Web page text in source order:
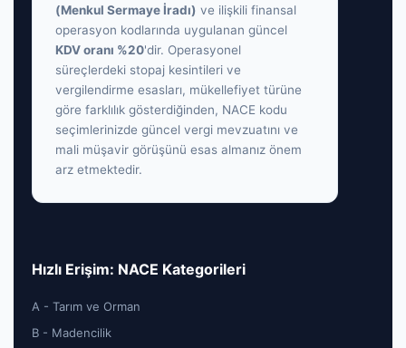
(Menkul Sermaye İradı) ve ilişkili finansal
operasyon kodlarında uygulanan güncel
KDV oranı %20'dir. Operasyonel
süreçlerdeki stopaj kesintileri ve
vergilendirme esasları, mükellefiyet türüne
göre farklılık gösterdiğinden, NACE kodu
seçimlerinizde güncel vergi mevzuatını ve
mali müşavir görüşünü esas almanız önem
arz etmektedir.
Hızlı Erişim: NACE Kategorileri
A - Tarım ve Orman
B - Madencilik